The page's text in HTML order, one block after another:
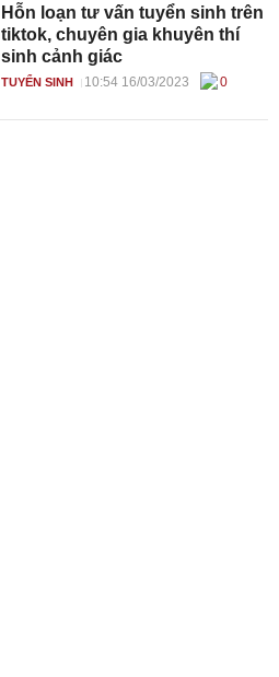
Hỗn loạn tư vấn tuyển sinh trên
tiktok, chuyên gia khuyên thí
sinh cảnh giác
TUYỂN SINH 10:54 16/03/2023 0